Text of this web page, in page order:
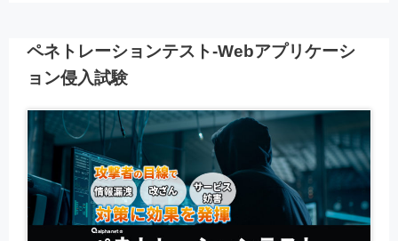
ペネトレーションテスト-Webアプリケーシ
ョン侵入試験